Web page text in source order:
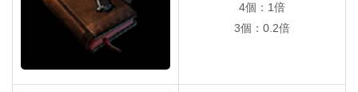
4個：1倍
3個：0.2倍